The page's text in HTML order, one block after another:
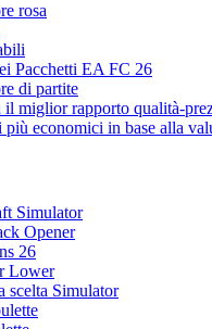
rosa
Pacchetti EA FC 26
di partite
il miglior rapporto qualità-
più economici in base alla
Simulator
Opener
26
Lower
scelta Simulator